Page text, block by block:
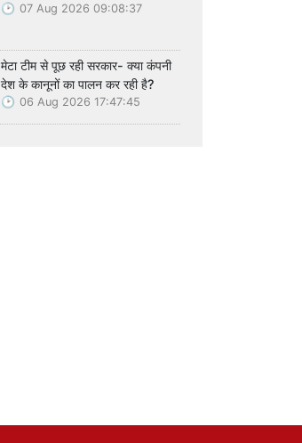
07 Aug 2026 09:08:37
मेटा टीम से पूछ रही सरकार- क्या कंपनी
देश के कानूनों का पालन कर रही है?
06 Aug 2026 17:47:45